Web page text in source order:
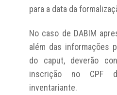
para a data da
No caso de DABIM
além das informações
do caput, deverão
inscrição no CPF
inventariante.